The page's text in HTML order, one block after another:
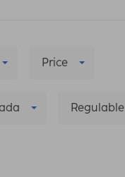
Price
Regulable